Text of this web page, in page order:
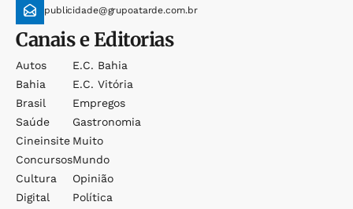
publicidade@grupoatarde.com.br
Canais e Editorias
Autos
Bahia
Brasil
Saúde
Cineinsite
Concursos
Cultura
Digital
E.c. Bahia
E.c. Vitória
Empregos
Gastronomia
Muito
Mundo
Opinião
Política